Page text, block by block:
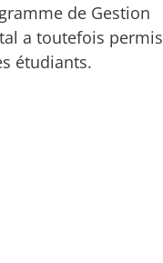
de Gestion
a toutefois permis
étudiants.